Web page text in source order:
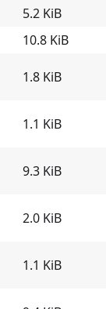
5.2 KiB
10.8 KiB
1.8 KiB
1.1 KiB
9.3 KiB
2.0 KiB
1.1 KiB